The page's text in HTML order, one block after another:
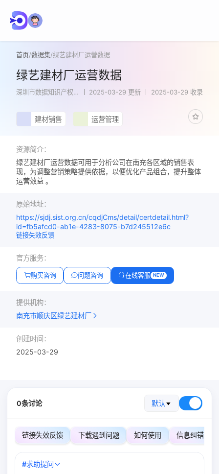
首页/数据集/绿艺建材厂运营数据
绿艺建材厂运营数据
深圳市数据知识产权
2025-03-29 更新 2025-03-29 收录
建材销售 运营管理
资源简介：
绿艺建材厂运营数据可用于分析公司在南充各区域的销售表
现，为调整营销策略提供依据，以便优化产品组合，提升整体
运营效益 。
原始地址：
https://sjdj.sist.org.cn/cqdjCms/detail/certdetail.html?
id=fb5afcd0-ab1e-4283-8075-b7d245512e6c
链接失效反馈
官方服务：
购买咨询 问题咨询 在线客服 NEW
提供机构：
南充市顺庆区绿艺建材厂
创建时间：
2025-03-29
0条讨论 默认
链接失效反馈 下载遇到问题 如何使用 信息纠错
#求助提问